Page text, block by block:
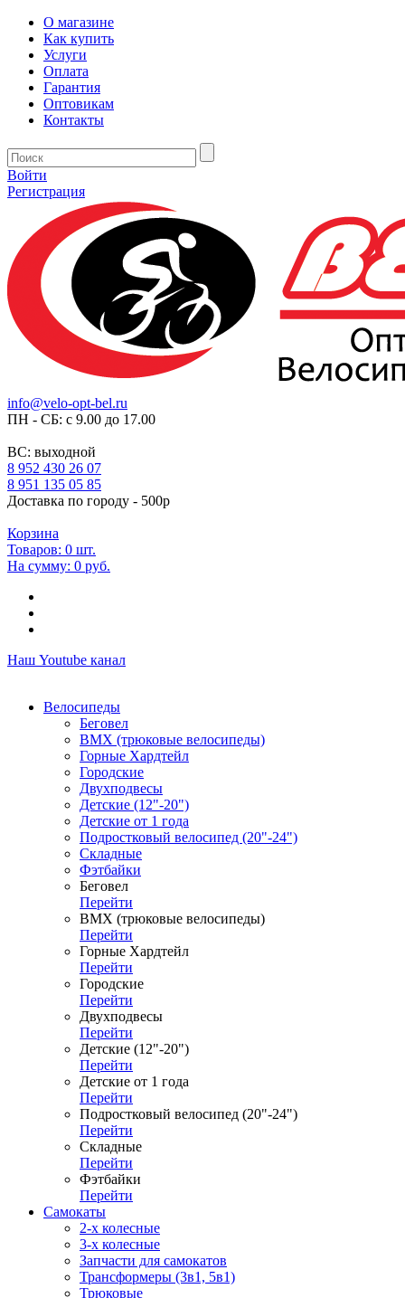
О магазине
Как купить
Услуги
Оплата
Гарантия
Оптовикам
Контакты
Войти
Регистрация
info@velo-opt-bel.ru
ПН - СБ: с 9.00 до 17.00
ВС: выходной
8 952 430 26 07
8 951 135 05 85
Доставка по городу - 500р
Корзина
Товаров: 0 шт.
На сумму: 0 руб.
Наш Youtube канал
Велосипеды
Беговел
ВМХ (трюковые велосипеды)
Горные Хардтейл
Городские
Двухподвесы
Детские (12"-20")
Детские от 1 года
Подростковый велосипед (20"-24")
Складные
Фэтбайки
Беговел
Перейти
ВМХ (трюковые велосипеды)
Перейти
Горные Хардтейл
Перейти
Городские
Перейти
Двухподвесы
Перейти
Детские (12"-20")
Перейти
Детские от 1 года
Перейти
Подростковый велосипед (20"-24")
Перейти
Складные
Перейти
Фэтбайки
Перейти
Самокаты
2-х колесные
3-х колесные
Запчасти для самокатов
Трансформеры (3в1, 5в1)
Трюковые